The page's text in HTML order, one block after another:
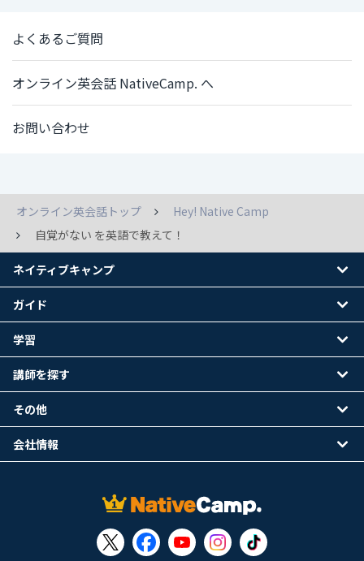
よくあるご質問
オンライン英会話 NativeCamp. へ
お問い合わせ
オンライン英会話トップ
Hey! Native Camp
自覚がない を英語で教えて！
ネイティブキャンプ
ガイド
学習
講師を探す
その他
会社情報